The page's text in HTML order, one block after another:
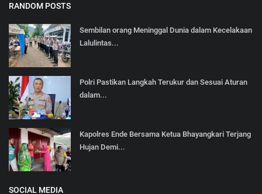
RANDOM POSTS
Sembilan orang Meninggal Dunia dalam Kecelakaan
Lalulintas...
Polri Pastikan Langkah Terukur dan Sesuai Aturan
dalam...
Kapolres Ende Bersama Ketua Bhayangkari Terjang
Hujan Demi...
SOCIAL MEDIA